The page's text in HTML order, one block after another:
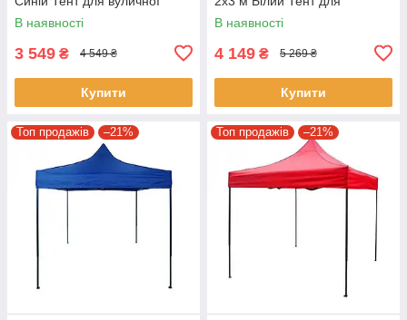
торгівлі
В наявності
3 549 ₴ 4 549 ₴
Купити
вуличної торгівлі
В наявності
4 149 ₴ 5 269 ₴
Купити
Топ продажів –21% Топ продажів –21%